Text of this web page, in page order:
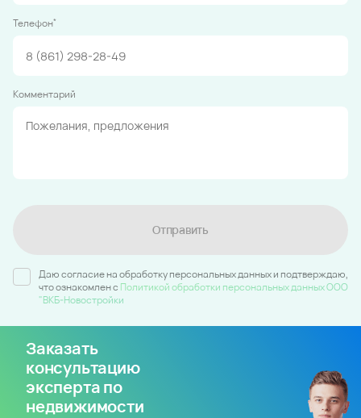
Телефон*
Комментарий
Отправить
Даю согласие на обработку персональных данных и подтверждаю,
что ознакомлен c Политикой обработки персональных данных ООО
"ВКБ-Новостройки
Заказать
консультацию
эксперта по
недвижимости